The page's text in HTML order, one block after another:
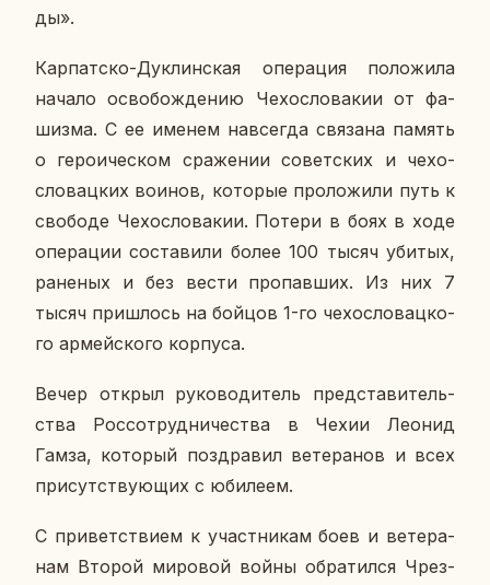
ды».
Кар­пат­ско-Дуклин­ская опе­ра­ция по­ло­жи­ла
начало осво­бож­де­нию Че­хо­сло­ва­кии от фа­
шиз­ма. С ее именем на­все­гда свя­за­на память
о ге­ро­и­че­ском сра­же­нии со­вет­ских и че­хо­
сло­вац­ких воинов, ко­то­рые про­ло­жи­ли путь к
сво­бо­де Че­хо­сло­ва­кии. Потери в боях в ходе
опе­ра­ции со­ста­ви­ли более 100 тысяч убитых,
ра­не­ных и без вести про­пав­ших. Из них 7
тысяч при­шлось на бойцов 1-го че­хо­сло­вац­ко­
го ар­мей­ско­го кор­пу­са.
Вечер открыл ру­ко­во­ди­тель пред­ста­ви­тель­
ства Рос­со­труд­ни­че­ства в Чехии Леонид
Гамза, ко­то­рый по­здра­вил ве­те­ра­нов и всех
при­сут­ству­ю­щих с юби­ле­ем.
С при­вет­стви­ем к участ­ни­кам боев и ве­те­ра­
нам Второй ми­ро­вой войны об­ра­тил­ся Чрез­